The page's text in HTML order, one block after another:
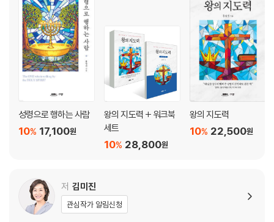
PART 3 하나님은 우리에게
어떻게 말씀하시는가
chapter 4 기록된 말씀을 통해 말씀하신다
하나님께서 말씀하시는 길
하나님의 음성의 특징
로고스와 레마
chapter 5 말씀 묵상을 통해 말씀하신다
하나님의 음성을 듣는 길 - 말씀 묵상
성령으로 행하는 사람
17,100원
10%
왕의 지도력 + 워크북
세트
28,800원
10%
왕의 지도력
22,500원
10%
저 김미진
관심작가 알림신청